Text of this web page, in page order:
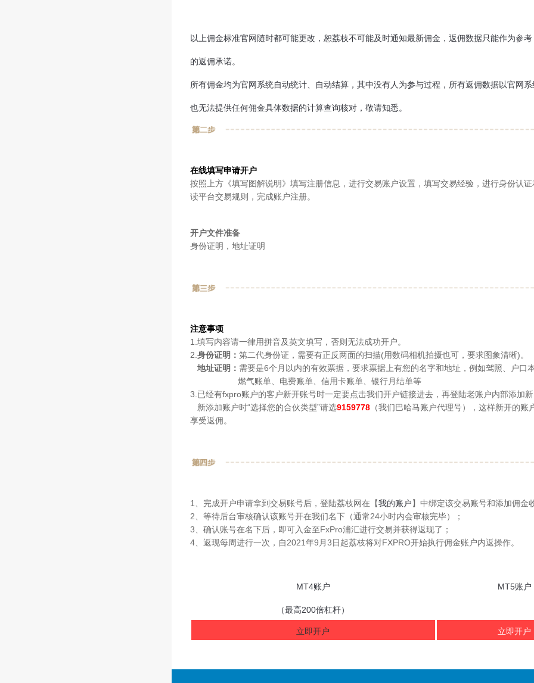
以上佣金标准官网随时都可能更改，恕荔枝不可能及时通知最新佣金，返佣数据只能作为参
的返佣承诺。
所有佣金均为官网系统自动统计、自动结算，其中没有人为参与过程，所有返佣数据以官网
也无法提供任何佣金具体数据的计算查询核对，敬请知悉。
在线填写申请开户
按照上方《填写图解说明》填写注册信息，进行交易账户设置，填写交易经验，进行身份认
读平台交易规则，完成账户注册。
开户文件准备
身份证明，地址证明
注意事项
1.填写内容请一律用拼音及英文填写，否则无法成功开户。
2. 身份证明： 第二代身份证，需要有正反两面的扫描(用数码相机拍摄也可，要求图象清晰)。
地址证明： 需要是6个月以内的有效票据，要求票据上有您的名字和地址，例如驾照、户口
燃气账单、电费账单、信用卡账单、银行月结单等
3.已经有fxpro账户的客户新开账号时一定要点击我们开户链接进去，再登陆老账户内部添加新
新添加账户时“选择您的合伙类型”请选9159778（我们巴哈马账户代理号），这样新开的账
享受返佣。
1、完成开户申请拿到交易账号后，登陆荔枝网在【我的账户】中绑定该交易账号和添加佣金
2、等待后台审核确认该账号开在我们名下（通常24小时内会审核完毕）；
3、确认账号在名下后，即可入金至FxPro浦汇进行交易并获得返现了；
4、返现每周进行一次，自2021年9月3日起荔枝将对FXPRO开始执行佣金账户内返操作。
MT4账户
（最高200倍杠杆）
立即开户
MT5账户
立即开户